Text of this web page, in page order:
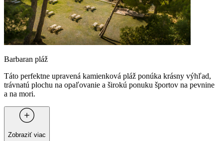
Barbaran pláž
Táto perfektne upravená kamienková pláž ponúka krásny výhľad,
trávnatú plochu na opaľovanie a širokú ponuku športov na pevnine
a na mori.
Zobraziť viac